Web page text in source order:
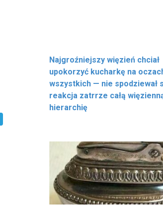
Najgroźniejszy więzień chciał
upokorzyć kucharkę na
wszystkich — nie spodziewał
reakcja zatrrze całą
hierarchię